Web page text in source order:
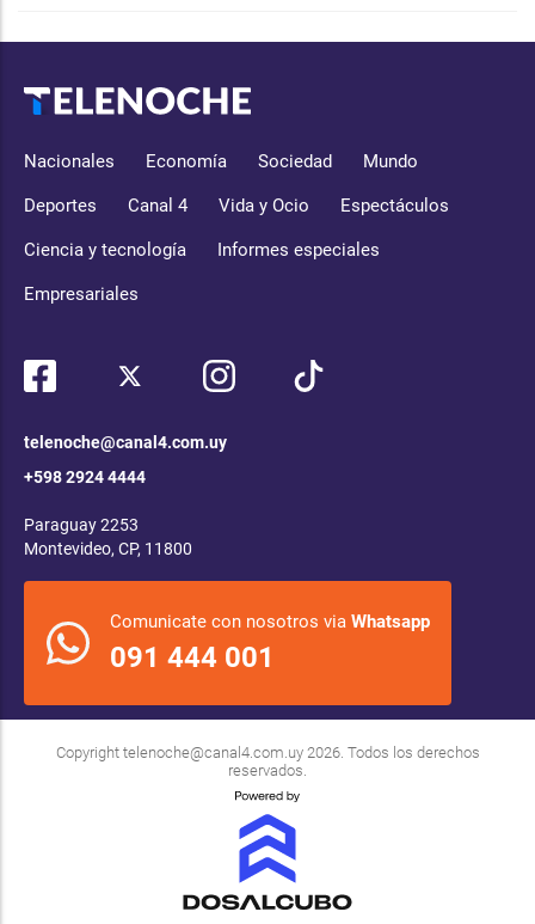
Nacionales Economía Sociedad Mundo
Deportes Canal 4 Vida y Ocio Espectáculos
Ciencia y tecnología Informes especiales
Empresariales
telenoche@canal4.com.uy
+598 2924 4444
Paraguay 2253
Montevideo, CP, 11800
Comunicate con nosotros via Whatsapp
091 444 001
Copyright telenoche@canal4.com.uy2026. Todos los derechos
reservados.